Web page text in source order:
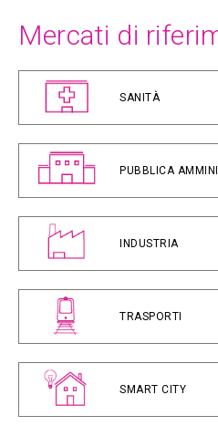
Mercati di
SANITÀ
PUBBLICA
INDUSTRIA
TRASPORTI
SMART CITY